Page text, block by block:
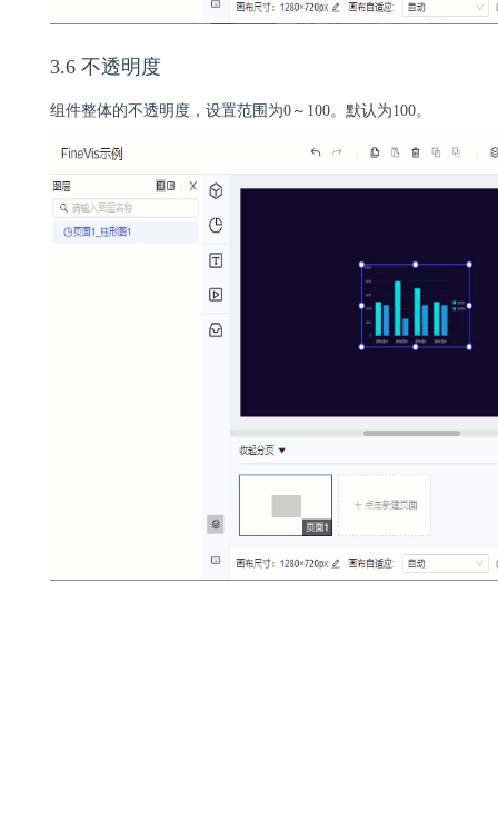
3.6 不透明度
组件整体的不透明度，设置范围为0～100。默认为100。